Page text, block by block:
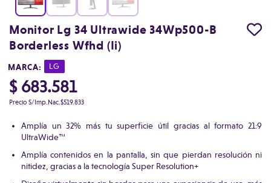
Monitor Lg 34 Ultrawide 34Wp500-B
Borderless Wfhd (Ii)
|
MARCA: LG
$ 683.581
Precio S/Imp.Nac.$519.833
Amplía un 32% más tu superficie útil gracias al formato 21:9
UltraWide™
Amplía contenidos en la pantalla, sin que pierdan resolución ni
nitidez, gracias a la tecnología Super Resolution+